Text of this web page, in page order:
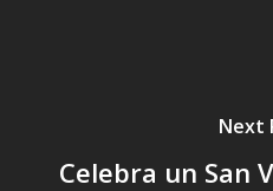
Next
Celebra un San